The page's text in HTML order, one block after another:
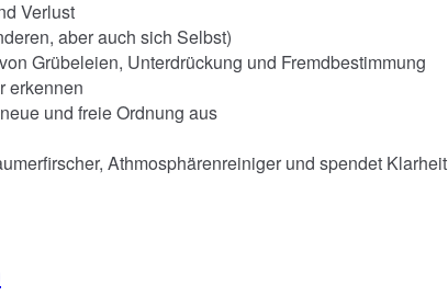
Verlust
aber auch sich Selbst)
Grübeleien, Unterdrückung und Fremdbestimmung
erkennen
und freie Ordnung aus
Athmosphärenreiniger und spendet Klarheit